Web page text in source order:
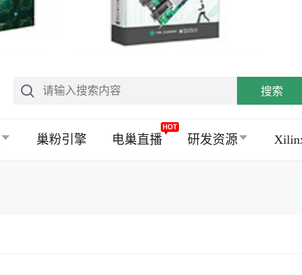
搜索
巢粉引擎 电巢直播 研发资源